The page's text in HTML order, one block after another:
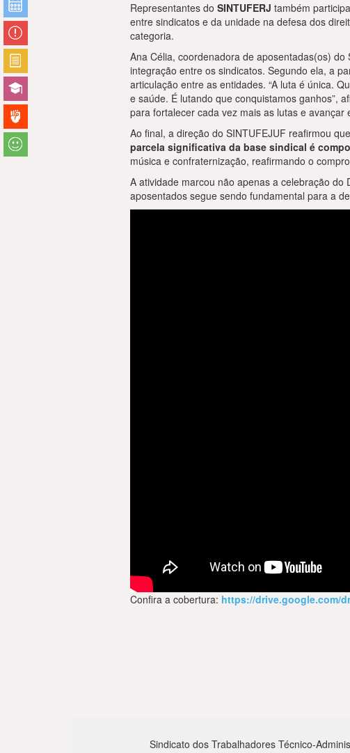
Representantes do SINTUFERJ também
entre sindicatos e da unidade na defesa dos
categoria.
Ana Célia, coordenadora de aposentadas(os)
integração entre os sindicatos. Segundo ela, a
articulação entre as entidades. “A luta é única.
e saúde. É lutando que conquistamos ganhos”,
para fortalecer cada vez mais as lutas e avançar
Ao final, a direção do SINTUFEJUF reafirmou
parcela significativa da base sindical é
música e confraternização, reafirmando o
A atividade marcou não apenas a celebração
aposentados segue sendo fundamental para a
Confira a cobertura: https://drive.google.com/
Sindicato dos Trabalhadores Técnico-